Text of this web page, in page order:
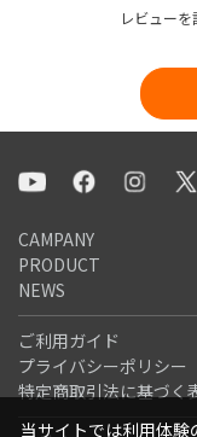
レビュー
CAMPANY
PRODUCT
NEWS
ご利用ガイド
プライバシーポリシー
特定商取引法に基づく
当サイトでは利用体